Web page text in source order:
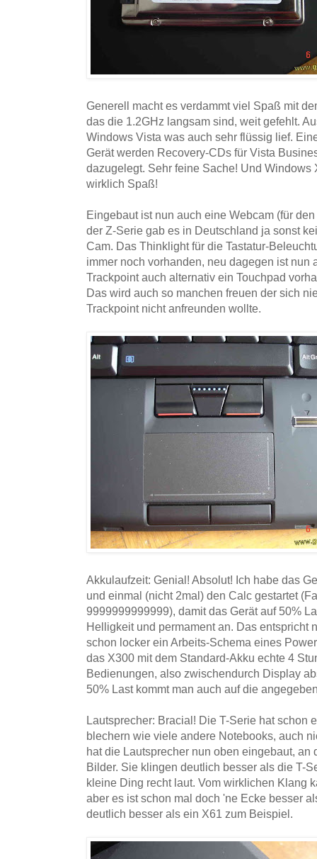
Generell macht es verdammt viel Spaß mit
das die 1.2GHz langsam sind, weit gefehlt.
Windows Vista was auch sehr flüssig lief.
Gerät werden Recovery-CDs für Vista
dazugelegt. Sehr feine Sache! Und Windows
wirklich Spaß!
Eingebaut ist nun auch eine Webcam (für
der Z-Serie gab es in Deutschland ja sonst
Cam. Das Thinklight für die Tastatur-
immer noch vorhanden, neu dagegen ist nun
Trackpoint auch alternativ ein Touchpad
Das wird auch so manchen freuen der sich
Trackpoint nicht anfreunden wollte.
Akkulaufzeit: Genial! Absolut! Ich habe das
und einmal (nicht 2mal) den Calc gestartet
9999999999999), damit das Gerät auf 50%
Helligkeit und permament an. Das entspricht
schon locker ein Arbeits-Schema eines
das X300 mit dem Standard-Akku echte 4
Bedienungen, also zwischendurch Display
50% Last kommt man auch auf die
Lautsprecher: Bracial! Die T-Serie hat schon
blechern wie viele andere Notebooks, auch
hat die Lautsprecher nun oben eingebaut, an
Bilder. Sie klingen deutlich besser als die T-
kleine Ding recht laut. Vom wirklichen Klang
aber es ist schon mal doch 'ne Ecke besser
deutlich besser als ein X61 zum Beispiel.